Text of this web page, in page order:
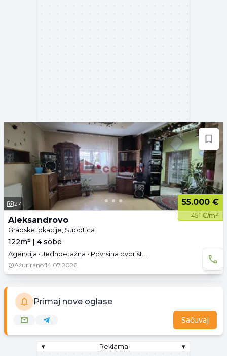
27 55.000 €
451 €/m²
Aleksandrovo
Gradske lokacije, Subotica
122m² | 4 sobe
Agencija • Jednoetažna • Površina dvorišta: 7.86 a •
Ažurirano 14.07.2026.
Primaj nove oglase
Sačuvaj
▾ Reklama ▾